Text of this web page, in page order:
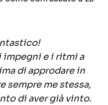
impegni e i ritmi a
di approdare in
sempre me stessa,
di aver già vinto.